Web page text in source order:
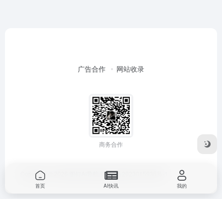
广告合作 网站收录
商务合作
Copyright © 2026 豫ICP备2023015936号-1
首页 AI快讯 我的